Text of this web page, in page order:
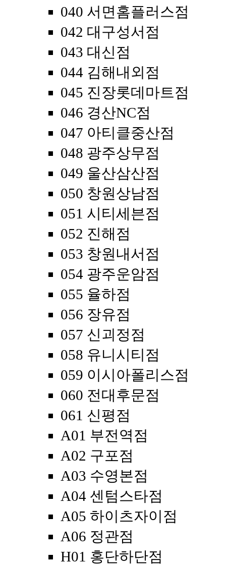
040 서면홈플러스점
042 대구성서점
043 대신점
044 김해내외점
045 진장롯데마트점
046 경산NC점
047 아티클중산점
048 광주상무점
049 울산삼산점
050 창원상남점
051 시티세븐점
052 진해점
053 창원내서점
054 광주운암점
055 율하점
056 장유점
057 신괴정점
058 유니시티점
059 이시아폴리스점
060 전대후문점
061 신평점
A01 부전역점
A02 구포점
A03 수영본점
A04 센텀스타점
A05 하이츠자이점
A06 정관점
H01 홍단하단점